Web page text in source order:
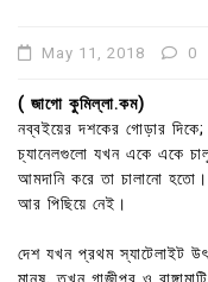
May 11, 2018 0
( জাগো কুমিল্লা.কম)
নব্বইয়ের দশকের গোড়ার দিকে;
চ্যানেলগুলো যখন একে একে
আমদানি করে তা চালানো
আর পিছিয়ে নেই।
দেশ যখন প্রথম স্যাটেলাইট